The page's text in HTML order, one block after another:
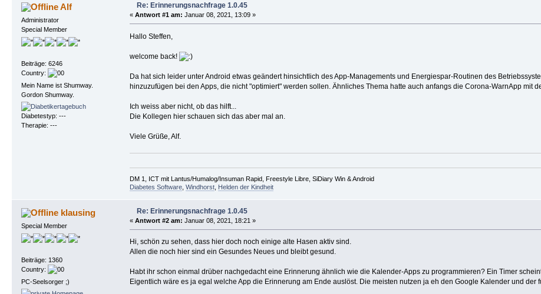
Alf
Administrator
Special Member
Beiträge: 6246
Country:
Mein Name ist Shumway.
Gordon Shumway.
Diabetestyp: ---
Therapie: ---
Re: Erinnerungsnachfrage 1.0.45
« Antwort #1 am: Januar 08, 2021, 13:09 »
Hallo Steffen,
welcome back!
Da hat sich leider unter Android etwas geändert hinsichtlich des App-Managements und Energiespar-Routinen des
hinzuzufügen bei den Apps, die nicht "optimiert" werden sollen. Ähnliches Thema hatte auch anfangs die Corona-WarnApp mit
Ich weiss aber nicht, ob das hilft...
Die Kollegen hier schauen sich das aber mal an.
Viele Grüße, Alf.
DM 1, ICT mit Lantus/Humalog/Insuman Rapid, Freestyle Libre, SiDiary Win & Android
Diabetes Software, Windhorst, Helden der Kindheit
klausing
Special Member
Beiträge: 1360
Country:
PC-Seelsorger ;)
Re: Erinnerungsnachfrage 1.0.45
« Antwort #2 am: Januar 08, 2021, 18:21 »
Hi, schön zu sehen, dass hier doch noch einige alte Hasen aktiv sind.
Allen die noch hier sind ein Gesundes Neues und bleibt gesund.
Habt ihr schon einmal drüber nachgedacht eine Erinnerung ähnlich wie die Kalender-Apps zu programmieren? Ein Timer
Eigentlich wäre es ja egal welche App die Erinnerung am Ende auslöst. Die meisten nutzen ja eh den Google Kalender und der